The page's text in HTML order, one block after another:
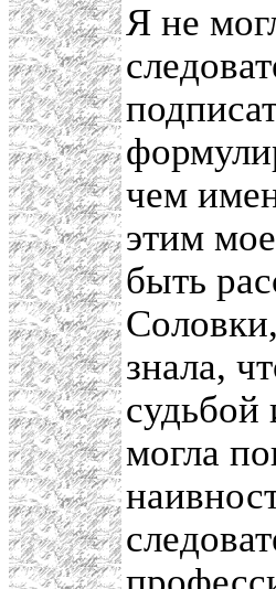
Я не
чем
этим
быть
знала,
судьбой
могла